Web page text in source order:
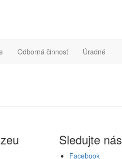
Odborná činnosť Úradné
Sledujte nás
Facebook